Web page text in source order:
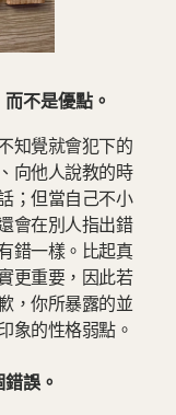
不是優點。
知覺就會犯下的
向他人說教的時
；但當自己不小
會在別人指出錯
錯一樣。比起真
更重要，因此若
，你所暴露的並
象的性格弱點。
誤。